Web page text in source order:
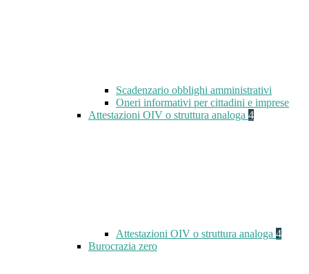
Scadenzario obblighi amministrativi
Oneri informativi per cittadini e imprese
Attestazioni OIV o struttura analoga 4
Attestazioni OIV o struttura analoga 4
Burocrazia zero